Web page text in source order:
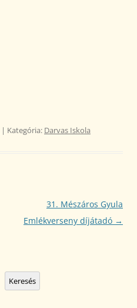
| Kategória: Darvas Iskola
31. Mészáros Gyula
Emlékverseny díjátadó →
Keresés